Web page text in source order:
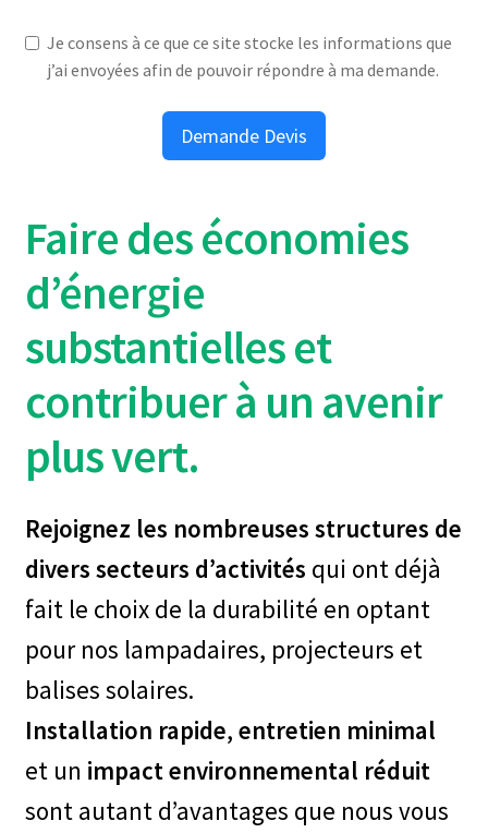
Je consens à ce que ce site stocke les informations que
j’ai envoyées afin de pouvoir répondre à ma demande.
Demande Devis
Faire des économies
d’énergie
substantielles et
contribuerà un avenir
plus vert.
Rejoignez les nombreuses structures de
divers secteurs d’activités qui ont déjà
fait le choix de la durabilité en optant
pour nos lampadaires, projecteurs et
balises solaires.
Installation rapide, entretien minimal
et un impact environnemental réduit
sont autant d’avantages que nous vous